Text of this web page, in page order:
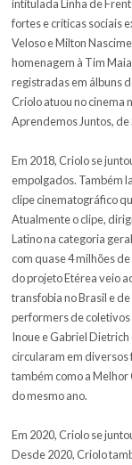
500 unidades. Em
Orelha, um dos
nacional. A turnê
de Buenos Aires e
Em 2014, a convite
música, em
Coccix-ência,
intitulada Linha de
fortes e críticas
Veloso e Milton
homenagem à Tim
registradas em
Criolo atuou no
Aprendemos
Em 2018, Criolo se
empolgados.
clipe